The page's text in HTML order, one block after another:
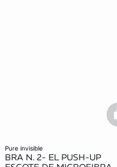
pure invisible
BRA N. 2- EL PUSH-UP